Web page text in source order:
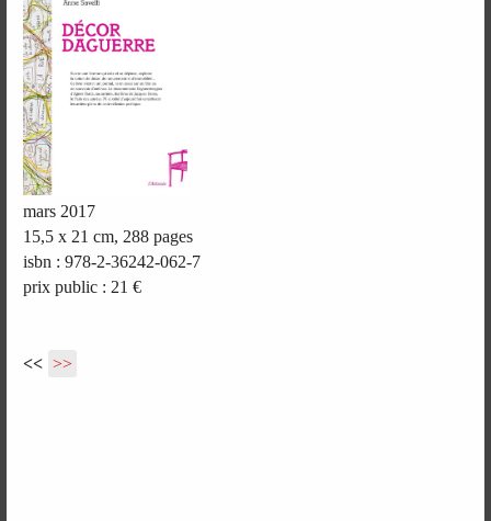
mars 2017
15,5 x 21 cm, 288 pages
isbn : 978-2-36242-062-7
prix public : 21 €
<< >>